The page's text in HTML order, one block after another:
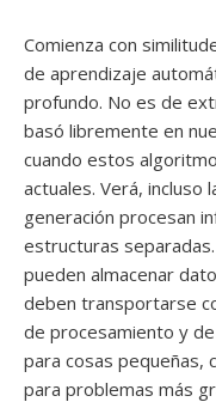
Comienza con
de aprendizaje
profundo. No es de
basó libremente en
cuando estos
actuales. Verá, incluso
generación procesan
estructuras
pueden almacenar
deben transportarse
de procesamiento y
para cosas pequeñas,
para problemas más